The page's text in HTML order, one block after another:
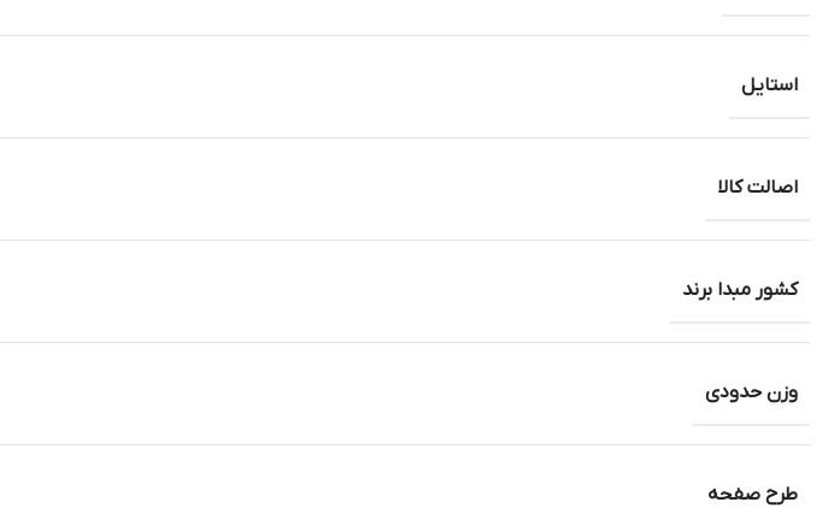
استایل
اصالت کالا
کشور مبدا برند
وزن حدودی
طرح صفحه